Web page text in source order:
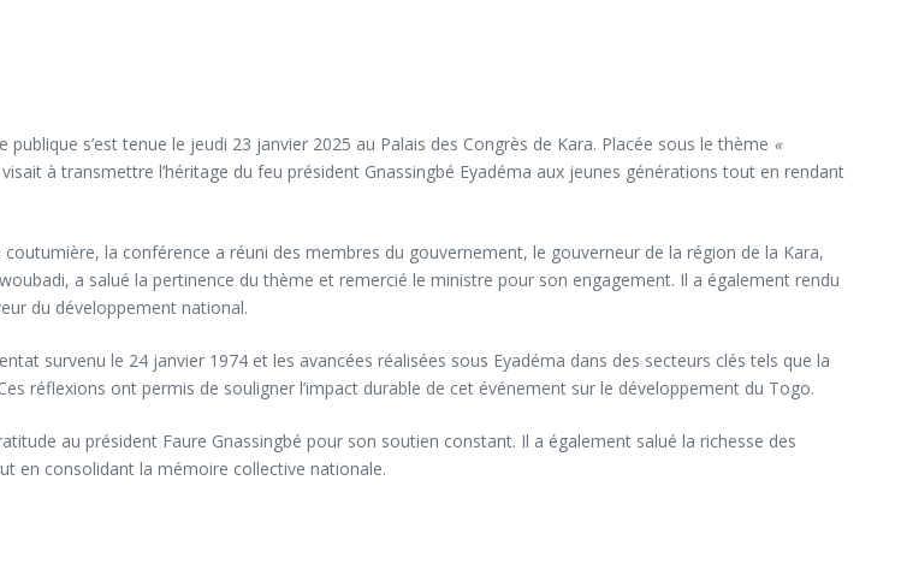
s’est tenue le jeudi 23 janvier 2025 au Palais des Congrès de Kara. Placée sous le thème «
à transmettre l’héritage du feu président Gnassingbé Eyadéma aux jeunes générations tout en rendant
la conférence a réuni des membres du gouvernement, le gouverneur de la région de la Kara,
a salué la pertinence du thème et remercié le ministre pour son engagement. Il a également rendu
du développement national.
survenu le 24 janvier 1974 et les avancées réalisées sous Eyadéma dans des secteurs clés tels que la
réflexions ont permis de souligner l’impact durable de cet événement sur le développement du Togo.
au président Faure Gnassingbé pour son soutien constant. Il a également salué la richesse des
en consolidant la mémoire collective nationale.